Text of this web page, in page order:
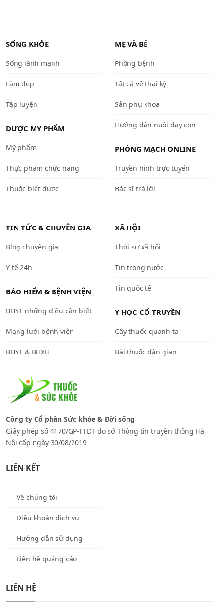
SỐNG KHỎE
Sống lành mạnh
Làm đẹp
Tập luyện
DƯỢC MỸ PHẨM
Mỹ phẩm
Thực phẩm chức năng
Thuốc biệt dược
MẸ VÀ BÉ
Phòng bệnh
Tất cả về thai kỳ
Sản phụ khoa
Hướng dẫn nuôi dạy con
PHÒNG MẠCH ONLINE
Truyền hình trực tuyến
Bác sĩ trả lời
TIN TỨC & CHUYÊN GIA
Blog chuyên gia
Y tế 24h
BẢO HIỂM & BỆNH VIỆN
BHYT những điều cần biết
Mạng lưới bệnh viện
BHYT & BHXH
XÃ HỘI
Thời sự xã hội
Tin trong nước
Tin quốc tế
Y HỌC CỔ TRUYỀN
Cây thuốc quanh ta
Bài thuốc dân gian
Công ty Cổ phần Sức khỏe & Đời sống
Giấy phép số 4170/GP-TTDT do sở Thông tin truyền thông Hà
Nội cấp ngày 30/08/2019
LIÊN KẾT
Về chúng tôi
Điều khoản dịch vụ
Hướng dẫn sử dụng
Liên hệ quảng cáo
LIÊN HỆ